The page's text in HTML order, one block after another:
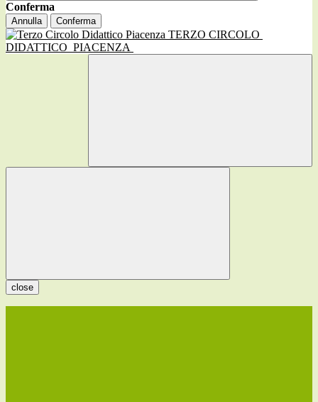
Conferma
Annulla Conferma
TERZO CIRCOLO
DIDATTICO PIACENZA
close